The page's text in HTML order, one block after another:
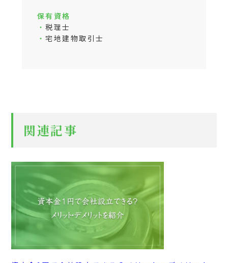
保有資格
・税理士
・宅地建物取引士
関連記事